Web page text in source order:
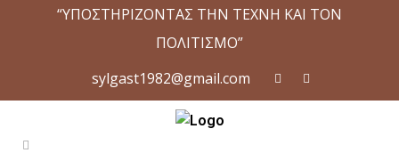
“ΥΠΟΣΤΗΡΙΖΟΝΤΑΣ ΤΗΝ ΤΕΧΝΗ ΚΑΙ ΤΟΝ
ΠΟΛΙΤΙΣΜΟ”
sylgast1982@gmail.com